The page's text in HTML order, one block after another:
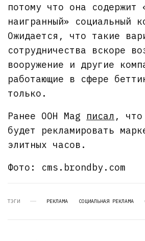
потому что она содержит
наигранный» социальный
Ожидается, что такие
сотрудничества вскоре
вооружение и другие
работающие в сфере
только.
Ранее OOH Mag писал , что
будет рекламировать
элитных часов.
Фото: cms.brondby.com
ТЭГИ РЕКЛАМА СОЦИАЛЬНАЯ РЕКЛАМА